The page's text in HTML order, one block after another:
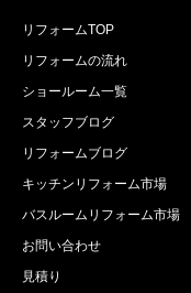
リフォームTOP
リフォームの流れ
ショールーム一覧
スタッフブログ
リフォームブログ
キッチンリフォーム市場
バスルームリフォーム市場
お問い合わせ
見積り